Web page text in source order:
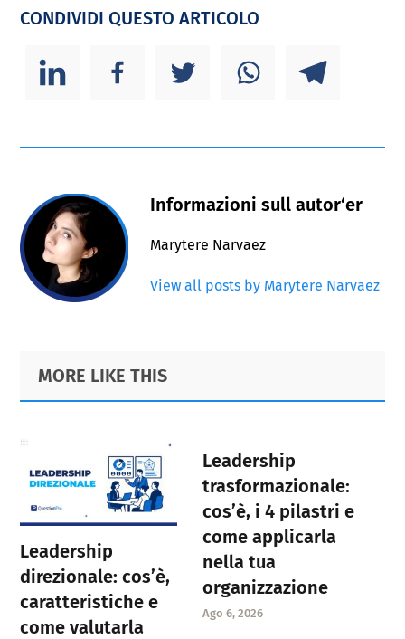
CONDIVIDI QUESTO ARTICOLO
Informazioni sull autor‘er
Marytere Narvaez
View all posts by Marytere Narvaez
Primary
Sidebar
Footer
MORE LIKE THIS
Leadership
direzionale: cos’è,
caratteristiche e
come valutarla
Leadership
trasformazionale:
cos’è, i 4 pilastri e
come applicarla
nella tua
organizzazione
Ago 6, 2026